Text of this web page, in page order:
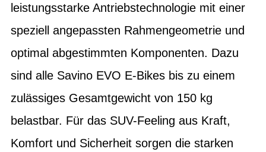
leistungsstarke Antriebstechnologie mit einer
speziell angepassten Rahmengeometrie und
optimal abgestimmten Komponenten. Dazu
sind alle Savino EVO E-Bikes bis zu einem
zulässiges Gesamtgewicht von 150 kg
belastbar. Für das SUV-Feeling aus Kraft,
Komfort und Sicherheit sorgen die starken